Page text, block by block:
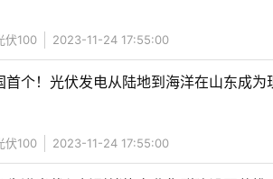
伏100 2023-11-24 17:55:00
首个！光伏发电从陆地到海洋在山东成为
伏100 2023-11-24 17:55:00